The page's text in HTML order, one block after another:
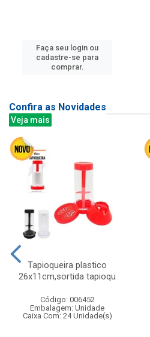
Faça seu login ou
cadastre-se para
comprar.
Confira as Novidades
Veja mais
Tapioqueira plastico
26x11cm,sortida tapioqu
Código: 006452
Embalagem: Unidade
Caixa Com: 24 Unidade(s)